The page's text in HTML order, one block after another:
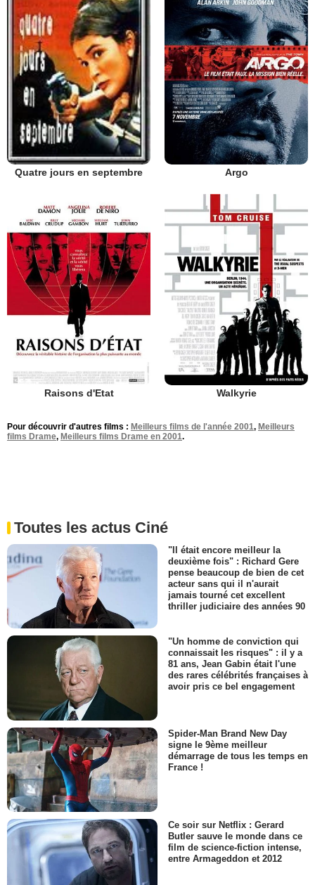
Quatre jours en septembre Argo
Raisons d'Etat Walkyrie
Pour découvrir d'autres films : Meilleurs films de l'année 2001, Meilleurs
films Drame, Meilleurs films Drame en 2001.
Toutes les actus Ciné
"Il était encore meilleur la
deuxième fois" : Richard Gere
pense beaucoup de bien de cet
acteur sans qui il n'aurait
jamais tourné cet excellent
thriller judiciaire des années 90
"Un homme de conviction qui
connaissait les risques" : il y a
81 ans, Jean Gabin était l'une
des rares célébrités françaises à
avoir pris ce bel engagement
Spider-Man Brand New Day
signe le 9ème meilleur
démarrage de tous les temps en
France !
Ce soir sur Netflix : Gerard
Butler sauve le monde dans ce
film de science-fiction intense,
entre Armageddon et 2012